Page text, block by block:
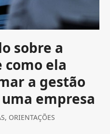
sobre a
ela
a gestão
empresa
, ORIENTAÇÕES